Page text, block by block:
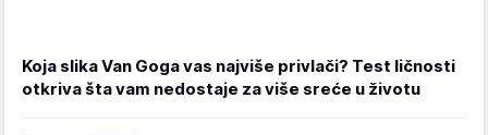
Koja slika Van Goga vas najviše privlači? Test ličnosti
otkriva šta vam nedostaje za više sreće u životu